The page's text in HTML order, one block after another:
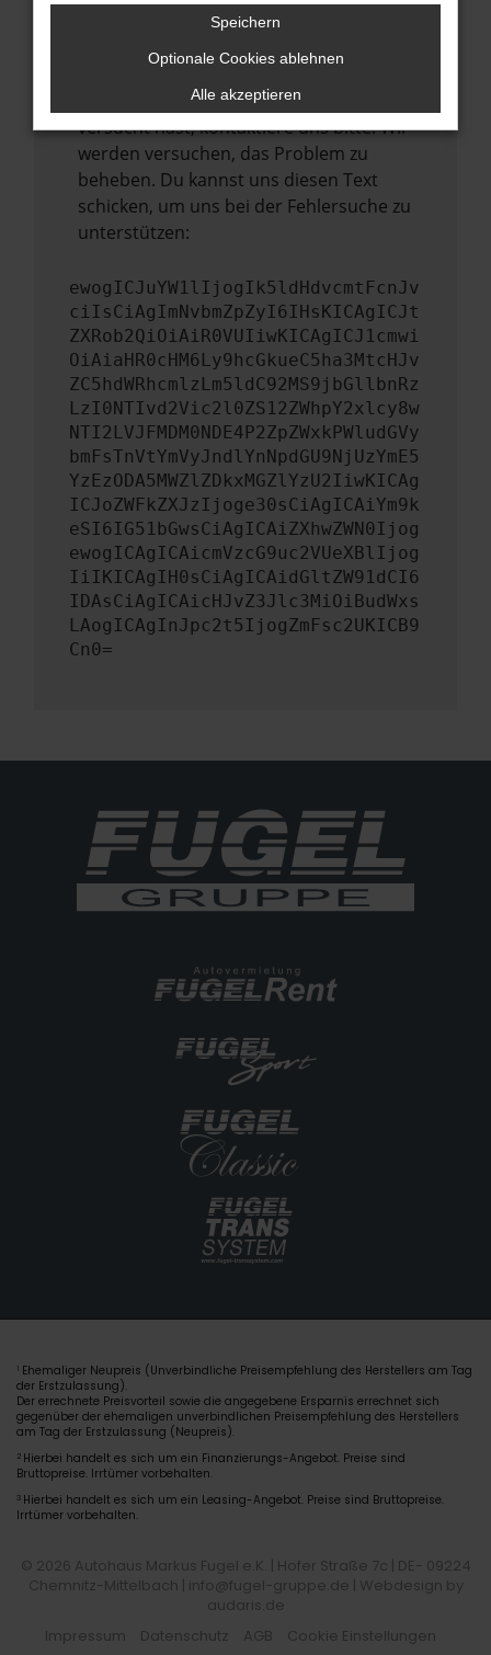
führen, dass bestimmte Funktionen nicht
Wende dich an den Webseitenbetreiber.
Wenn du alle oben genannten Schritte
versucht hast, kontaktiere uns bitte. Wir
werden versuchen, das Problem zu
beheben. Du kannst uns diesen Text
schicken, um uns bei der Fehlersuche zu
unterstützen:
ewogICJuYW1lIjogIk5ldHdvcmtFcnJv
ciIsCiAgImNvbmZpZyI6IHsKICAgICJt
ZXRob2QiOiAiR0VUIiwKICAgICJ1cmwi
OiAiaHR0cHM6Ly9hcGkueC5ha3MtcHJv
ZC5hdWRhcmlzLm5ldC92MS9jbGllbnRz
LzI0NTIvd2Vic2l0ZS12ZWhpY2xlcy8w
NTI2LVJFMDM0NDE4P2ZpZWxkPWludGVy
bmFsTnVtYmVyJndlYnNpdGU9NjUzYmE5
YzEzODA5MWZlZDkxMGZlYzU2IiwKICAg
ICJoZWFkZXJzIjoge30sCiAgICAiYm9k
eSI6IG51bGwsCiAgICAiZXhwZWN0Ijog
ewogICAgICAicmVzcG9uc2VUeXBlIjog
IiIKICAgIH0sCiAgICAidGltZW91dCI6
IDAsCiAgICAicHJvZ3Jlc3MiOiBudWxs
LAogICAgInJpc2t5IjogZmFsc2UKICB9
Cn0=
1 Ehemaliger Neupreis (Unverbindliche Preisempfehlung des Herstellers am Tag
der Erstzulassung).
Der errechnete Preisvorteil sowie die angegebene Ersparnis errechnet sich
gegenüber der ehemaligen unverbindlichen Preisempfehlung des Herstellers
am Tag der Erstzulassung (Neupreis).
2 Hierbei handelt es sich um ein Finanzierungs-Angebot. Preise sind
Bruttopreise. Irrtümer vorbehalten.
3 Hierbei handelt es sich um ein Leasing-Angebot. Preise sind Bruttopreise.
Irrtümer vorbehalten.
© 2026 Autohaus Markus Fugel e.K. | Hofer Straße 7c | DE- 09224
Chemnitz-Mittelbach | info@fugel-gruppe.de | Webdesign by
audaris.de
Impressum
Datenschutz AGB Cookie Einstellungen
Speichern
Optionale Cookies ablehnen
Alle akzeptieren